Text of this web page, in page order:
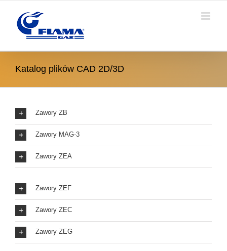
content
Katalog plików CAD 2D/3D
Zawory ZB
Zawory MAG-3
Zawory ZEA
Zawory ZEF
Zawory ZEC
Zawory ZEG